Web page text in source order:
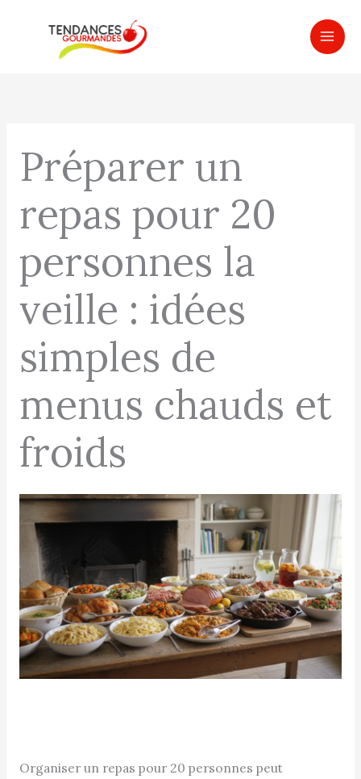
Préparer un
repas pour 20
personnes la
veille : idées
simples de
menus chauds et
froids
Organiser un repas pour 20 personnes peut